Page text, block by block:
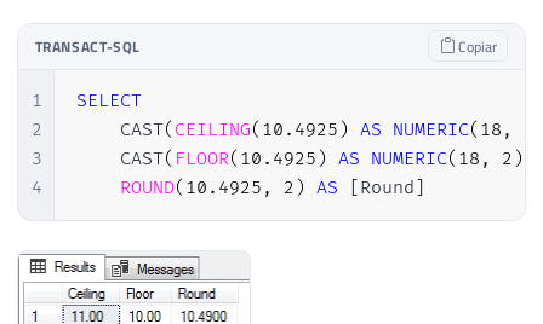
TRANSACT-SQL Copiar
1
2
3
4
SELECT
    CAST
( CEILING( 10.4925 ) AS NUMERIC( 18 ,
    CAST
( FLOOR( 10.4925 ) AS NUMERIC( 18 , 2 )
ROUND( 10.4925 , 2 ) AS [Round]